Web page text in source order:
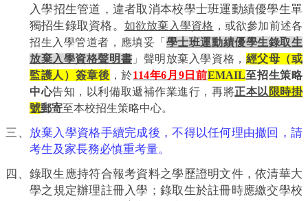
入學招生管道，違者取消本校學士班運動績優學生單
獨招生錄取資格。 如欲放棄入學資格 ，或欲參加前述各
招生入學管道者，應填妥「 學士班運動績優學生錄取生
放棄入學資格聲明書 」聲明放棄入學資格 ， 經父母（或
監護人）簽章後 ，於114年6月9日前EMAIL至招生策略
中心告知，以利備取遞補作業進行，再將正本以 限時掛
號郵寄至本校招生策略中心。
三、 放棄入學資格手續完成後，不得以任何理由撤回，請
考生及家長務必慎重考量。
四、錄取生應持符合報考資料之學歷證明文件，依清華大
學之規定辦理註冊入學；錄取生於註冊時應繳交學校